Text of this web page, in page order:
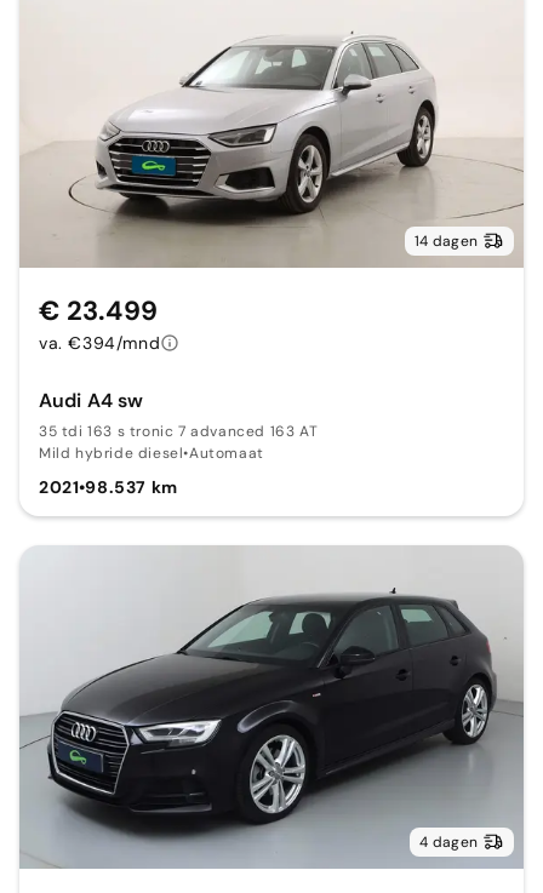
14 dagen
Audi A4 sw
35 tdi 163 s tronic 7 advanced 163 AT
Mild hybride diesel•Automaat
2021•98.537 km
€ 23.499
va. €394/mnd
4 dagen